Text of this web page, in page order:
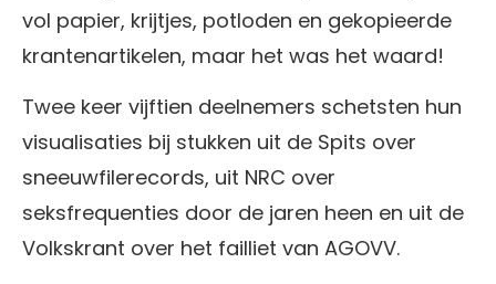
vol papier, krijtjes, potloden en gekopieerde
krantenartikelen, maar het was het waard!
Twee keer vijftien deelnemers schetsten hun
visualisaties bij stukken uit de Spits over
sneeuwfilerecords, uit NRC over
seksfrequenties door de jaren heen en uit de
Volkskrant over het failliet van AGOVV.